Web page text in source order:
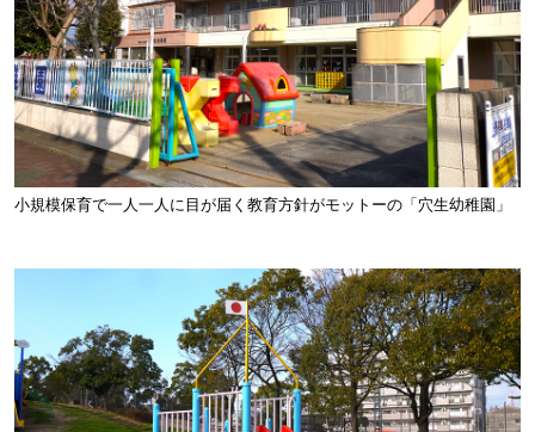
小規模保育で一人一人に目が届く教育方針がモットーの「穴生幼稚園」